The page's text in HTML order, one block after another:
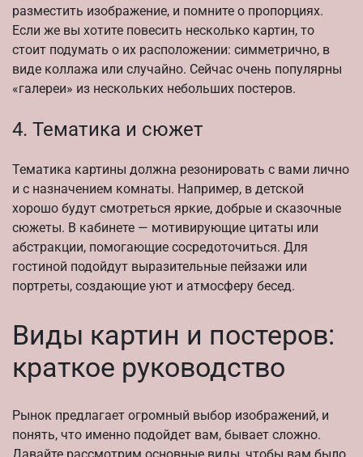
разместить изображение, и помните о пропорциях.
Если же вы хотите повесить несколько картин, то
стоит подумать о их расположении: симметрично, в
виде коллажа или случайно. Сейчас очень популярны
«галереи» из нескольких небольших постеров.
4. Тематика и сюжет
Тематика картины должна резонировать с вами лично
и с назначением комнаты. Например, в детской
хорошо будут смотреться яркие, добрые и сказочные
сюжеты. В кабинете — мотивирующие цитаты или
абстракции, помогающие сосредоточиться. Для
гостиной подойдут выразительные пейзажи или
портреты, создающие уют и атмосферу бесед.
Виды картин и постеров:
краткое руководство
Рынок предлагает огромный выбор изображений, и
понять, что именно подойдет вам, бывает сложно.